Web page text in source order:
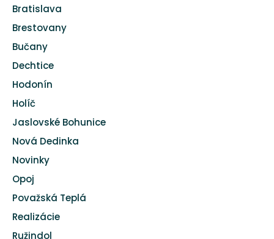
Bratislava
Brestovany
Bučany
Dechtice
Hodonín
Holíč
Jaslovské Bohunice
Nová Dedinka
Novinky
Opoj
Považská Teplá
Realizácie
Ružindol